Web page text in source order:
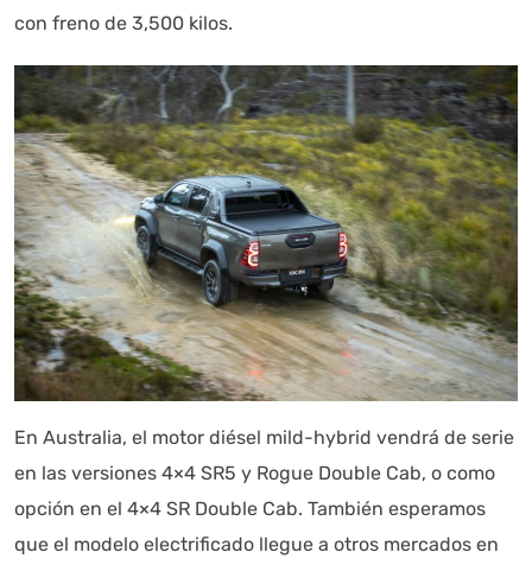
con freno de 3,500 kilos.
En Australia, el motor diésel mild-hybrid vendrá de serie
en las versiones 4×4 SR5 y Rogue Double Cab, o como
opción en el 4×4 SR Double Cab. También esperamos
que el modelo electrificado llegue a otros mercados en